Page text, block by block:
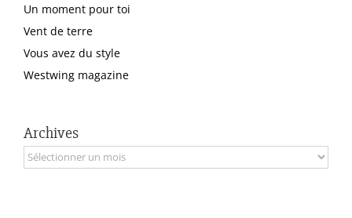
Un moment pour toi
Vent de terre
Vous avez du style
Westwing magazine
Archives
Archives